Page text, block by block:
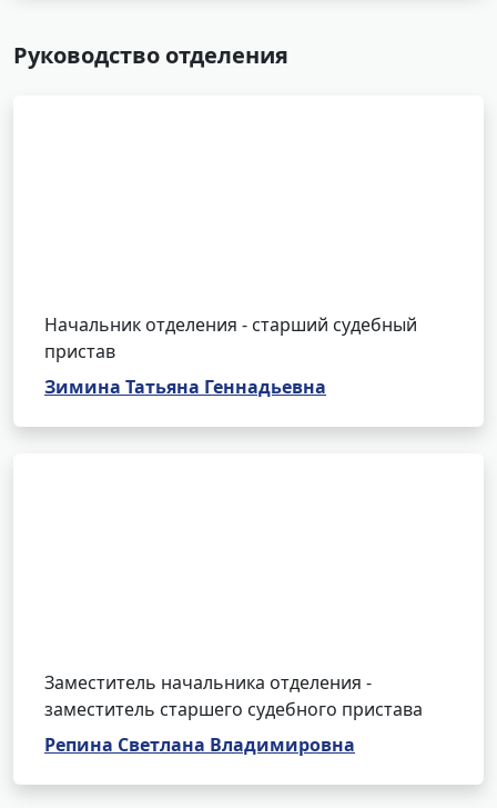
Руководство отделения
Начальник отделения - старший судебный
пристав
Зимина Татьяна Геннадьевна
Заместитель начальника отделения -
заместитель старшего судебного пристава
Репина Светлана Владимировна